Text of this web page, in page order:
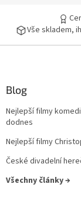
Vše skladem,
Blog
Nejlepší filmy
dodnes
Nejlepší filmy
České divadelní
Všechny články →